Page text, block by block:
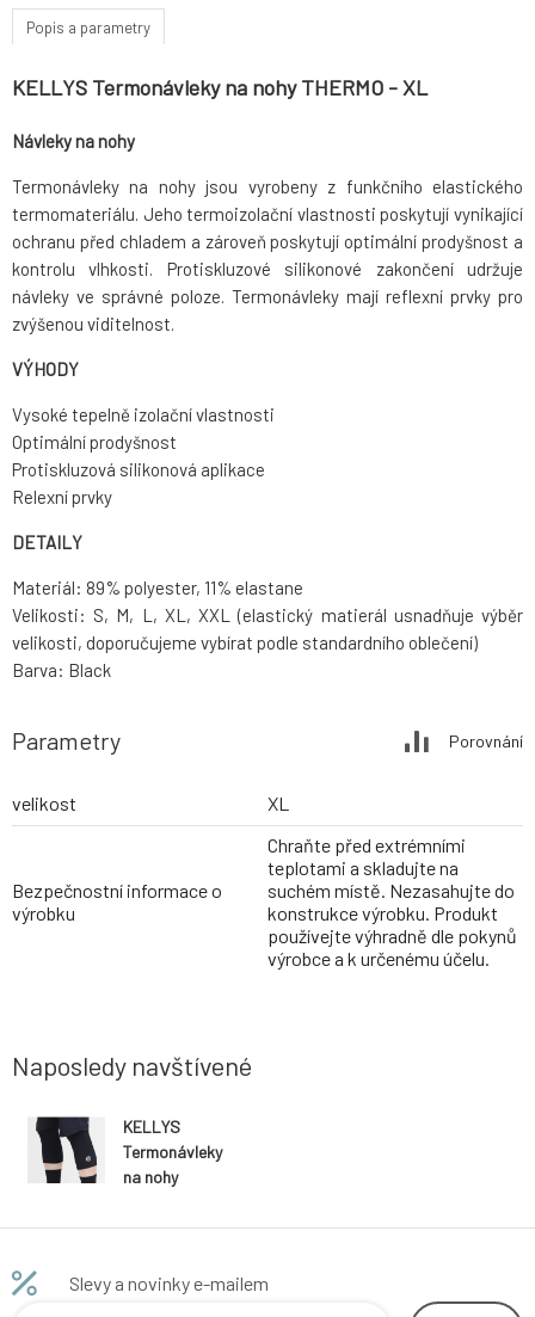
Popis a parametry
KELLYS Termonávleky na nohy THERMO - XL
Návleky na nohy
Termonávleky na nohy jsou vyrobeny z funkčního elastického
termomateriálu. Jeho termoizolační vlastnosti poskytují vynikající
ochranu před chladem a zároveň poskytují optimální prodyšnost a
kontrolu vlhkosti. Protiskluzové silikonové zakončení udržuje
návleky ve správné poloze. Termonávleky mají reflexní prvky pro
zvýšenou viditelnost.
VÝHODY
Vysoké tepelně izolační vlastnosti
Optimální prodyšnost
Protiskluzová silikonová aplikace
Relexní prvky
DETAILY
Materiál: 89% polyester, 11% elastane
Velikosti: S, M, L, XL, XXL (elastický matierál usnadňuje výběr
velikosti, doporučujeme vybírat podle standardního oblečení)
Barva: Black
Parametry Porovnání
velikost XL
Bezpečnostní informace o
výrobku
Chraňte před extrémními
teplotami a skladujte na
suchém místě. Nezasahujte do
konstrukce výrobku. Produkt
používejte výhradně dle pokynů
výrobce a k určenému účelu.
Naposledy navštívené
KELLYS
Termonávleky
na nohy
Slevy a novinky e-mailem